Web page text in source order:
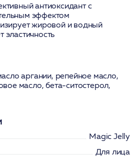
антиоксидант с
эффектом
жировой и водный
эластичность
аргании, репейное масло,
масло, бета-ситостерол,
Magic Jelly
Для лица